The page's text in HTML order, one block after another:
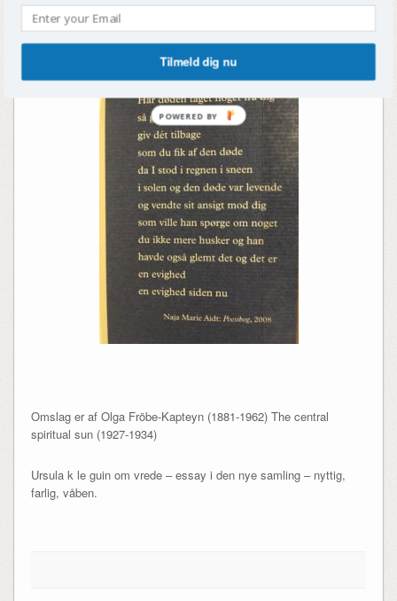
Omslag er af Olga Fröbe-Kapteyn (1881-1962) The central
spiritual sun (1927-1934)
Ursula k le guin om vrede – essay i den nye samling – nyttig,
farlig, våben.
Tilmeld dig nu